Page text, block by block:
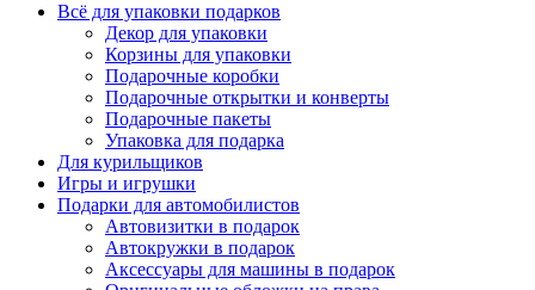
Всё для упаковки подарков
Декор для упаковки
Корзины для упаковки
Подарочные коробки
Подарочные открытки и конверты
Подарочные пакеты
Упаковка для подарка
Для курильщиков
Игры и игрушки
Подарки для автомобилистов
Автовизитки в подарок
Автокружки в подарок
Аксессуары для машины в подарок